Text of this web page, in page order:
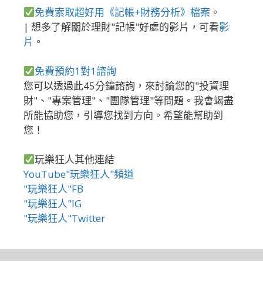
免費索取超好用《記帳+財務分析》檔案 。
| 想多了解關於理財"記帳"好處的影片，可看影
片 。
免費預約1對1諮詢
您可以透過此45分鐘諮詢，來討論您的"投資理
財"、"專案管理"、"團隊管理"等問題。我會竭盡
所能協助您，引導您找到方向。希望能幫助到
您！
玩樂狂人其他連結
YouTube"玩樂狂人"頻道
"玩樂狂人"FB
"玩樂狂人"IG
"玩樂狂人"Twitter